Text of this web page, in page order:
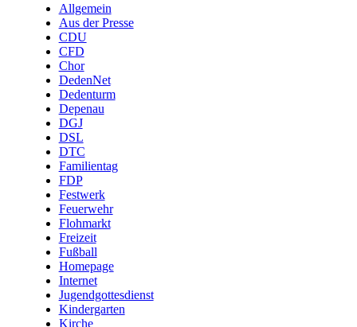
Allgemein
Aus der Presse
CDU
CFD
Chor
DedenNet
Dedenturm
Depenau
DGJ
DSL
DTC
Familientag
FDP
Festwerk
Feuerwehr
Flohmarkt
Freizeit
Fußball
Homepage
Internet
Jugendgottesdienst
Kindergarten
Kirche